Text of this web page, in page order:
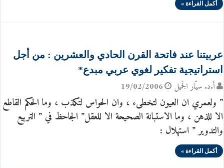
أكمل القراءة »
عربيتنا عند فاتحة القرن الحادي والعشرين : من أجل
استراتيجية تفكير لغوي عربي مبدع*
أ.د. سيّار الجَميل 19/02/2006
” ولعمري ان العيون لتخطىء ، وان الحواس لتكذب ، وما الحكم القاطع
الا للذهن ، وما الاستبانة الصحيحة الا للعقل” الجاحظ في ” التربيع
والتدوير ” استهلال :
أكمل القراءة »